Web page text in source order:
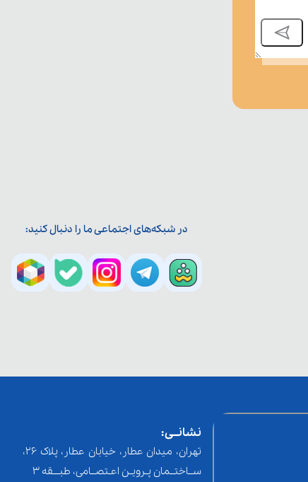
در شبکه‌های اجتماعی ما را دنبال کنید:
نشانــی:
تهران، میدان عطار، خیابان عطار، پلاک 26،
ســاختــمان پـرویـن اعـتصــامی، طبـــقه 3